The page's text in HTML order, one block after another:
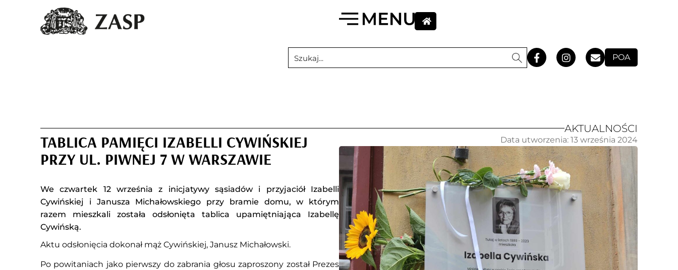
POA
AKTUALNOŚCI
TABLICA PAMIĘCI IZABELLI CYWIŃSKIEJ
PRZY UL. PIWNEJ 7 W WARSZAWIE
We czwartek 12 września z inicjatywy sąsiadów i przyjaciół Izabelli
Cywińskiej i Janusza Michałowskiego przy bramie domu, w którym
razem mieszkali została odsłonięta tablica upamiętniająca Izabellę
Cywińską.
Aktu odsłonięcia dokonał mąż Cywińskiej, Janusz Michałowski.
Po powitaniach jako pierwszy do zabrania głosu zaproszony został Prezes
Data utworzenia: 13 września 2024